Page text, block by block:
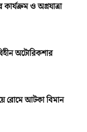
ও অগ্রযাত্রা
অটোরিকশার
রোমে আটকা বিমান